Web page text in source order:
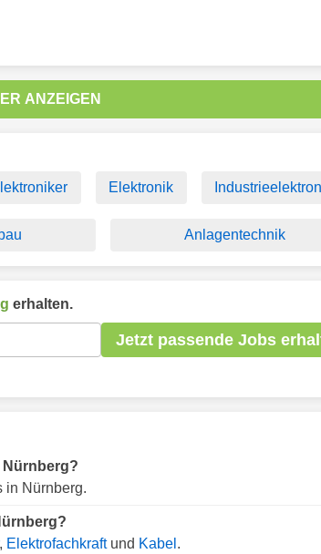
ANZEIGEN
Elektronik
Anlagentechnik
erhalten.
Jetzt passende Jobs
Nürnberg?
in Nürnberg.
, Elektrofachkraftund Kabel .